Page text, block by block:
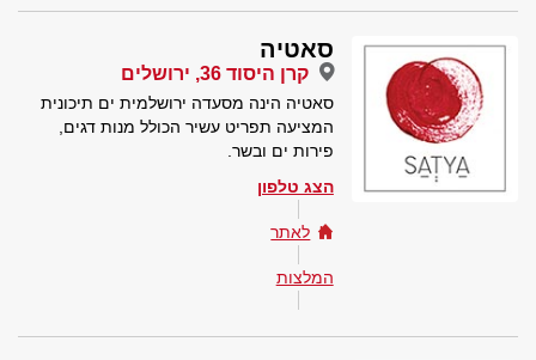
סאטיה
קרן היסוד 36, ירושלים
סאטיה הינה מסעדה ירושלמית ים תיכונית
המציעה תפריט עשיר הכולל מנות דגים,
פירות ים ובשר.
הצג טלפון
לאתר
המלצות